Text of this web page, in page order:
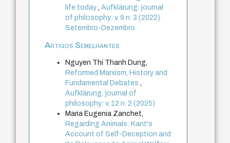
life today,Aufklärung: journal
of philosophy: v. 9 n. 3 (2022):
Setembro-Dezembro
Artigos Semelhantes
Nguyen Thi Thanh Dung,
Reformed Marxism, History and
Fundamental Debates,
Aufklärung: journal of
philosophy: v. 12 n. 2 (2025)
Maria Eugenia Zanchet,
Regarding Animals: Kant's
Account of Self-Deception and